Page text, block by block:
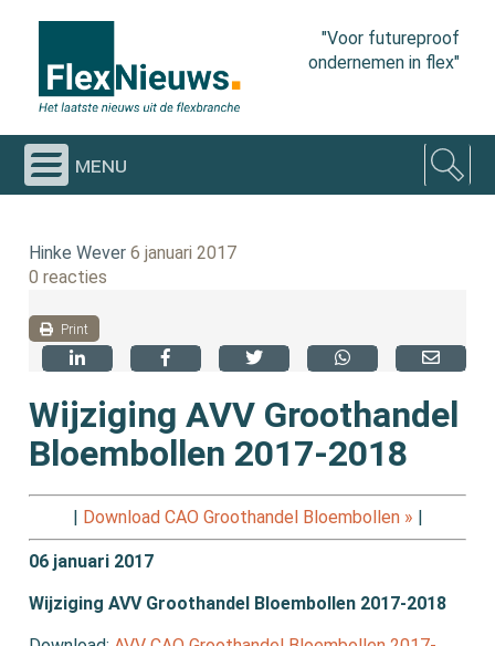
"Voor futureproof
ondernemen in flex"
menu
Hinke Wever 6 januari 2017
0 reacties
Print
Wijziging AVV Groothandel
Bloembollen 2017-2018
Download CAO Groothandel Bloembollen »
06 januari 2017
Wijziging AVV Groothandel Bloembollen 2017-2018